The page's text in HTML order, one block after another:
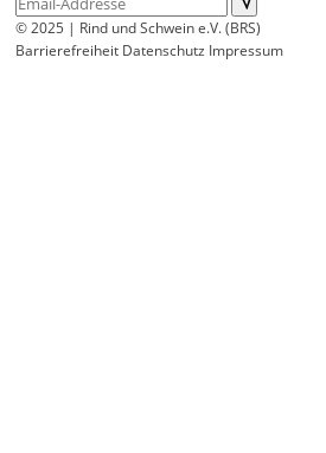
© 2025 | Rind und Schwein e.V. (BRS)
Barrierefreiheit Datenschutz Impressum